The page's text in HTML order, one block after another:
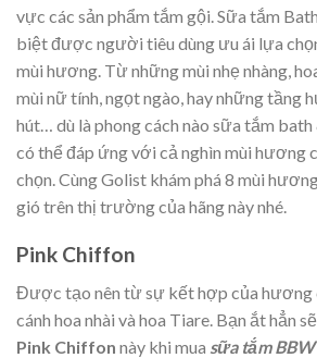
vực các sản phẩm tắm gội. Sữa tắm
biệt được người tiêu dùng ưu ái lựa
mùi hương. Từ những mùi nhẹ nhàng,
mùi nữ tính, ngọt ngào, hay những tầng
hút… dù là phong cách nào sữa tắm
có thể đáp ứng với cả nghìn mùi hương
chọn. Cùng Golist khám phá 8 mùi
gió trên thị trường của hãng này nhé.
Pink Chiffon
Được tạo nên từ sự kết hợp của hương
cánh hoa nhài và hoa Tiare. Bạn ắt hẳn
Pink Chiffon này khi mua sữa tắm BBW